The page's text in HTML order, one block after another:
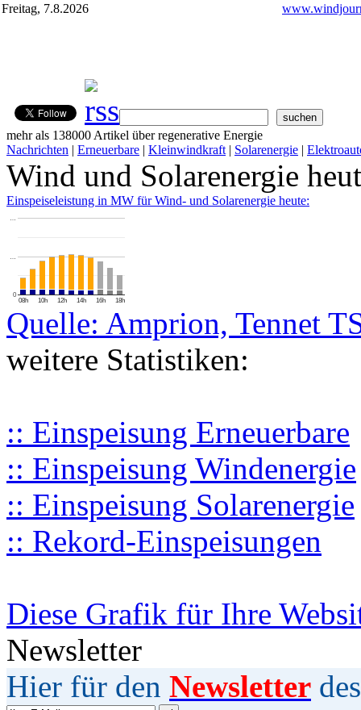
Freitag, 7.8.2026
mehr als 138000 Artikel über regenerative Energie
Nachrichten | Erneuerbare | Kleinwindkraft | Solarenergie |
Wind und Solarenergie
Einspeiseleistung in MW für Wind- und Solarenergie heute:
08h 10h 12h 14h 16h 18h
0
…
…
Quelle: Amprion, Tennet
weitere Statistiken:
:: Einspeisung Erneuerbare
:: Einspeisung Windenergie
:: Einspeisung Solarenergie
:: Rekord-Einspeisungen
Diese Grafik für Ihre
Newsletter
Hier für den Newsletter